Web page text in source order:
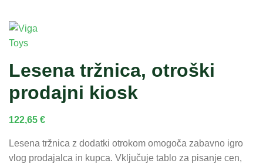
Lesena tržnica, otroški
prodajni kiosk
122,65 €
Lesena tržnica z dodatki otrokom omogoča zabavno igro
vlog prodajalca in kupca. Vključuje tablo za pisanje cen,